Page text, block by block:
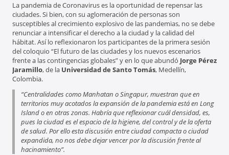
La pandemia de Coronavirus es la oportunidad de repensar las
ciudades. Si bien, con su aglomeración de personas son
susceptibles al crecimiento explosivo de las pandemias, no se debe
renunciar a intensificar el derecho a la ciudad y la calidad del
hábitat. Así lo reflexionaron los participantes de la primera sesión
del coloquio “El futuro de las ciudades y los nuevos escenarios
frente a las contingencias globales” y en lo que abundó Jorge Pérez
Jaramillo, de la Universidad de Santo Tomás, Medellín,
Colombia.
“Centralidades como Manhatan o Singapur, muestran que en
territorios muy acotados la expansión de la pandemia está en Long
Island o en otras zonas. Habría que reflexionar cuál densidad, es,
pues la ciudad es el espacio de la higiene, del control y de la oferta
de salud. Por ello esta discusión entre ciudad compacta o ciudad
expandida, no nos debe dejar vencer por la discusión frente al
hacinamiento”.